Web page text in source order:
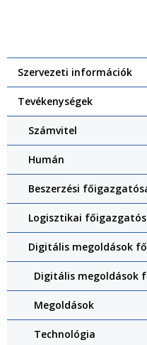
Szervezeti információk
Tevékenységek
Számvitel
Humán
Beszerzési
Logisztikai
Digitális megoldások
Digitális megoldások
Megoldások
Technológia